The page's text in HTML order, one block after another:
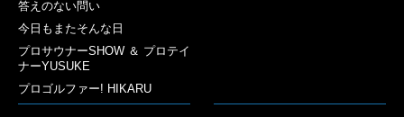
答えのない問い
今日もまたそんな日
プロサウナーSHOW ＆ プロテイ
ナーYUSUKE
プロゴルファー! HIKARU